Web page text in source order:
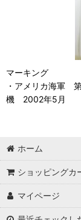
マーキング
・アメリカ海軍
機 2002年5月
ホーム
ショッピングカ
マイページ